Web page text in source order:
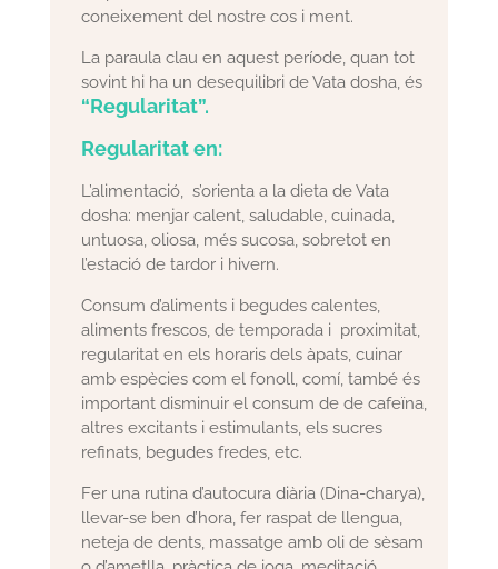
coneixement del nostre cos i ment.
La paraula clau en aquest període, quan tot
sovint hi ha un desequilibri de Vata dosha, és
“Regularitat”.
Regularitat en:
L’alimentació, s’orienta a la dieta de Vata
dosha: menjar calent, saludable, cuinada,
untuosa, oliosa, més sucosa, sobretot en
l’estació de tardor i hivern.
Consum d’aliments i begudes calentes,
aliments frescos, de temporada i proximitat,
regularitat en els horaris dels àpats, cuinar
amb espècies com el fonoll, comí, també és
important disminuir el consum de de cafeïna,
altres excitants i estimulants, els sucres
refinats, begudes fredes, etc.
Fer una rutina d’autocura diària (Dina-charya),
llevar-se ben d’hora, fer raspat de llengua,
neteja de dents, massatge amb oli de sèsam